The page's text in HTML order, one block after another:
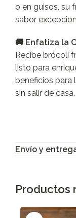
o en guisos, su
sabor
🚚 Enfatiza la
Recibe brócoli
listo para
beneficios para
sin salir de casa.
Envío y
Productos